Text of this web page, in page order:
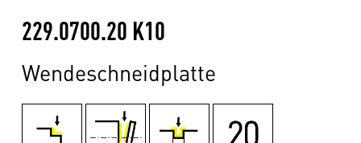
229.0700.20 K10
Wendeschneidplatte